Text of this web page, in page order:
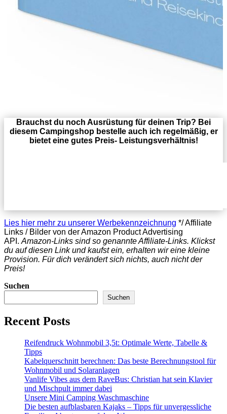
Brauchst du noch Ausrüstung für deinen Trip? Bei
diesem Campingshop bestelle auch ich regelmäßig, er
bietet eine gutes Preis- Leistungsverhältnis!
Lies hier mehr zu unserer Werbekennzeichnung */ Affiliate
Links / Bilder von der Amazon Product Advertising
API. Amazon-Links sind so genannte Affiliate-Links. Klickst
du auf diesen Link und kaufst ein, erhalten wir eine kleine
Provision. Für dich verändert sich nichts, auch nicht der
Preis!
Suchen
Suchen
Recent Posts
Reifendruck Wohnmobil 3,5t: Optimale Werte, Tabelle &
Tipps
Kabelquerschnitt berechnen: Das beste Berechnungstool für
Wohnmobil und Solaranlagen
Vanlife Vibes aus dem RaveBus: Christian hat sein Klavier
und Mischpult immer dabei
Unsere Mini Camping Waschmaschine
Die besten aufblasbaren Kajaks – Tipps für unvergessliche